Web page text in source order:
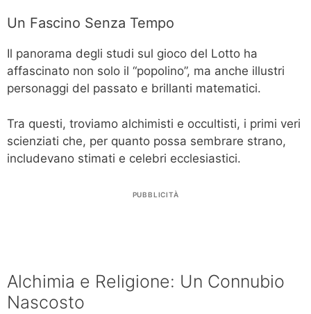
Un Fascino Senza Tempo
Il panorama degli studi sul gioco del Lotto ha
affascinato non solo il “popolino”, ma anche illustri
personaggi del passato e brillanti matematici.
Tra questi, troviamo alchimisti e occultisti, i primi veri
scienziati che, per quanto possa sembrare strano,
includevano stimati e celebri ecclesiastici.
PUBBLICITÀ
Alchimia e Religione: Un Connubio
Nascosto